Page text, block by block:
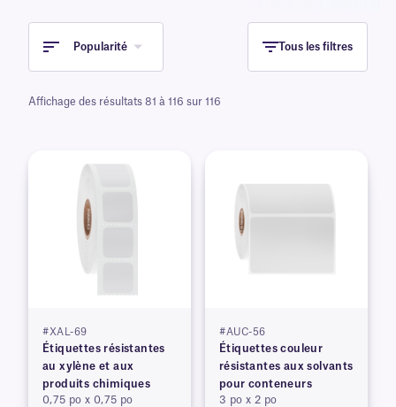
Popularité Tous les filtres
Affichage des résultats 81 à 116 sur 116
#XAL-69
Étiquettes résistantes
au xylène et aux
produits chimiques
0,75 po x 0,75 po
#AUC-56
Étiquettes couleur
résistantes aux solvants
pour conteneurs
3 po x 2 po